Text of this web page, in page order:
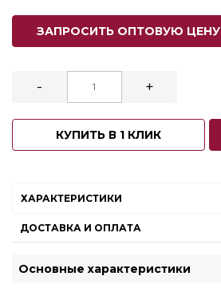
ЗАПРОСИТЬ ОПТОВУЮ ЦЕНУ
- +
КУПИТЬ В 1 КЛИК
ХАРАКТЕРИСТИКИ
ДОСТАВКА И ОПЛАТА
Основные характеристики